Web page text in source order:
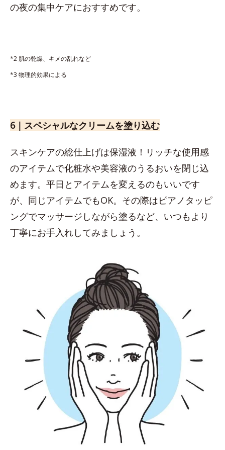
の夜の集中ケアにおすすめです。
*2 肌の乾燥、キメの乱れなど
*3 物理的効果による
6｜スペシャルなクリームを塗り込む
スキンケアの総仕上げは保湿液！リッチな使用感
のアイテムで化粧水や美容液のうるおいを閉じ込
めます。平日とアイテムを変えるのもいいです
が、同じアイテムでもOK。その際はピアノタッピ
ングでマッサージしながら塗るなど、いつもより
丁寧にお手入れしてみましょう。